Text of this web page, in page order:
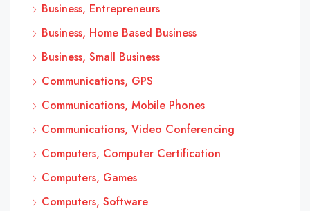
Business, Entrepreneurs
Business, Home Based Business
Business, Small Business
Communications, GPS
Communications, Mobile Phones
Communications, Video Conferencing
Computers, Computer Certification
Computers, Games
Computers, Software